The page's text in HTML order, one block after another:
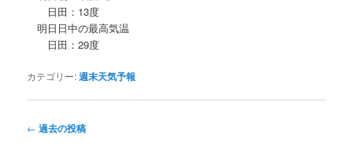
日田：13度
明日日中の最高気温
日田：29度
カテゴリー:週末天気予報
投← 過去の投稿